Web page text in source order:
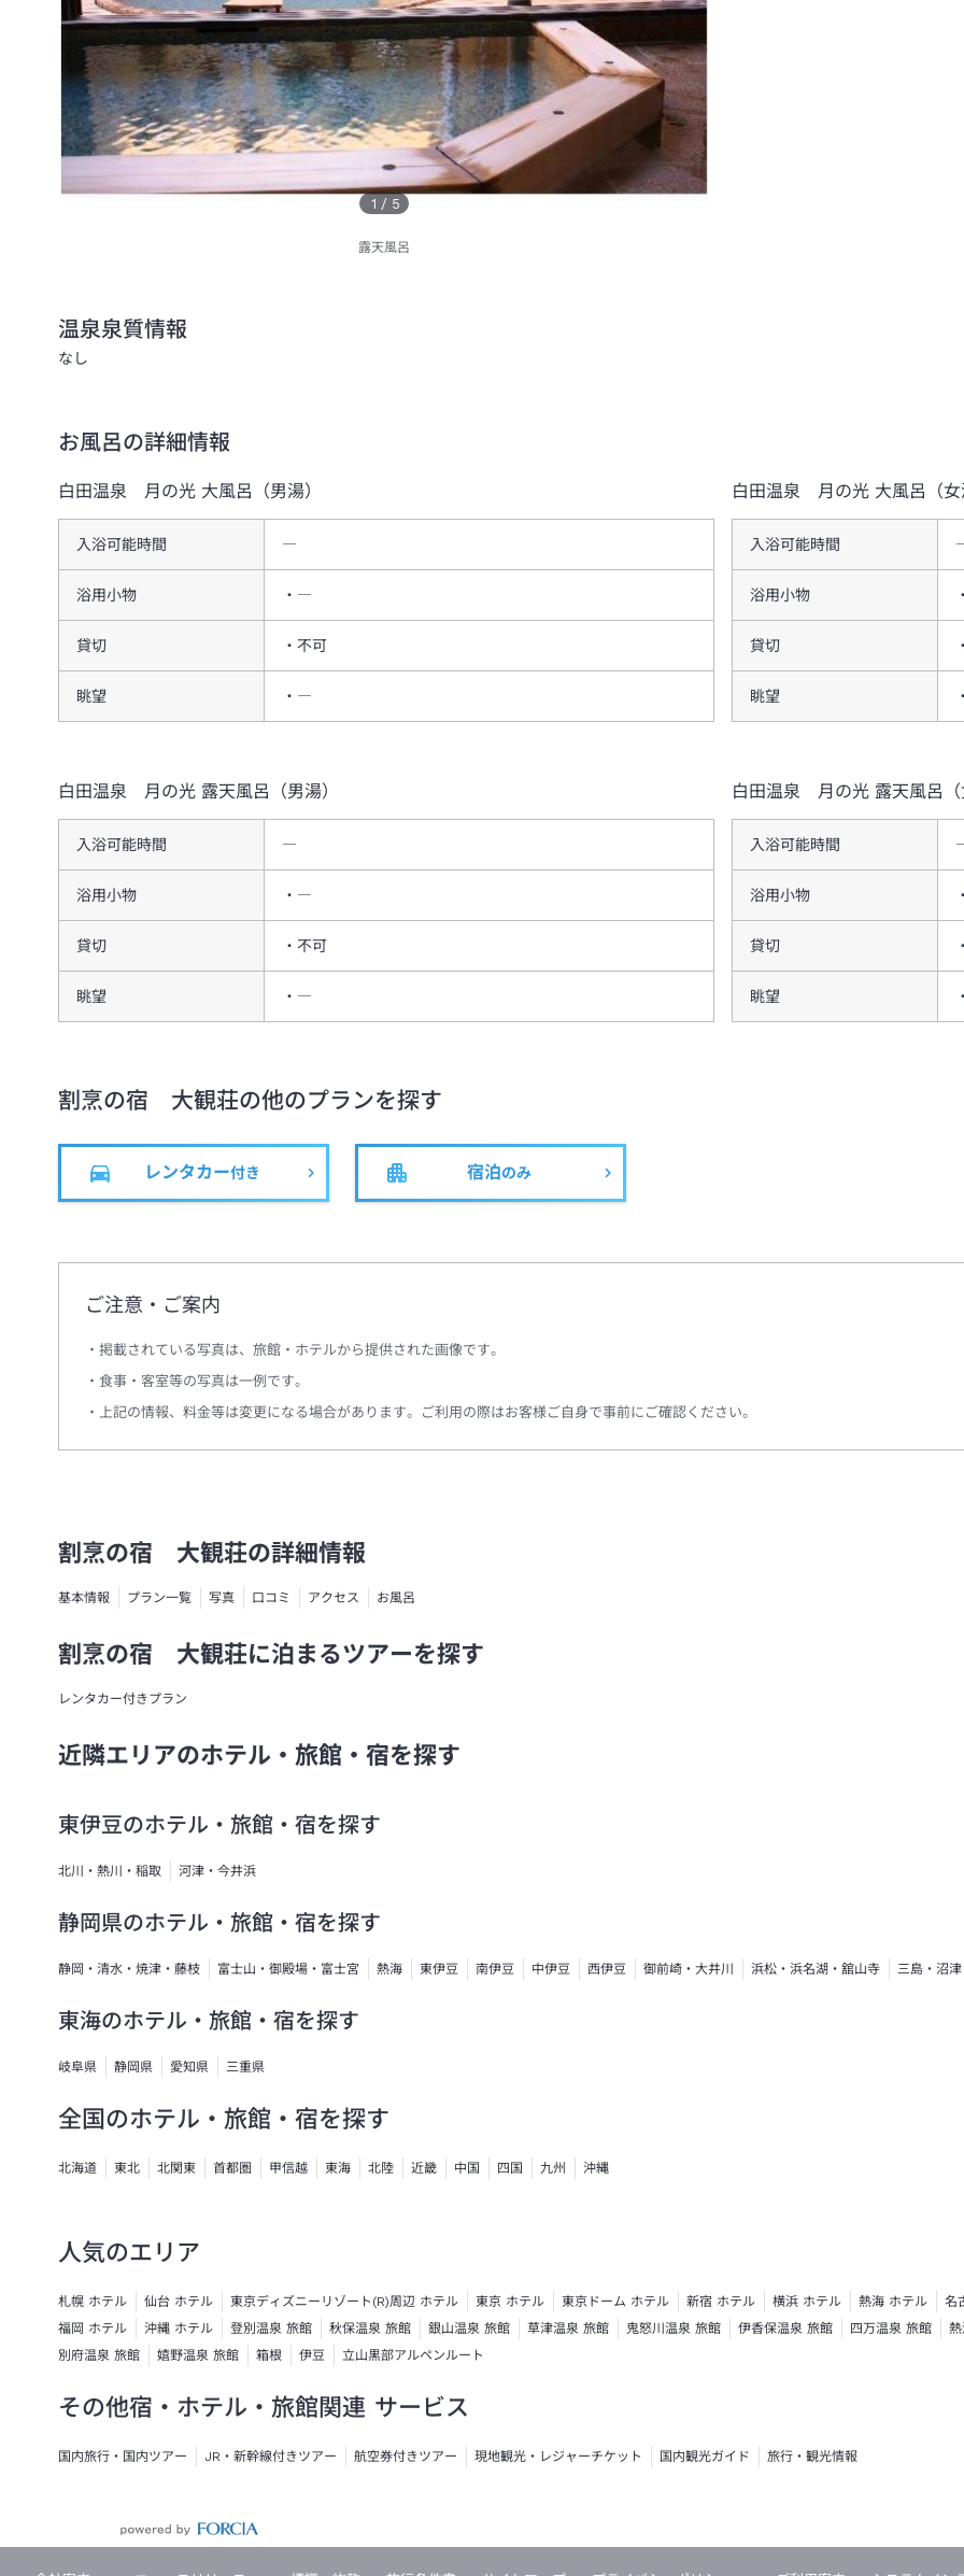
1 / 5
露天風呂
温泉泉質情報
なし
お風呂の詳細情報
白田温泉 月の光 大風呂（男湯）
入浴可能時間 ―
浴用小物 ―
貸切 不可
眺望 ―
白田温泉 月の光 大風呂（女
入浴可能時間
浴用小物
貸切
眺望
白田温泉 月の光 露天風呂（男湯）
入浴可能時間 ―
浴用小物 ―
貸切 不可
眺望 ―
白田温泉 月の光 露天風呂（
入浴可能時間
浴用小物
貸切
眺望
割烹の宿 大観荘の他のプランを探す
レンタカー付き 宿泊のみ
ご注意・ご案内
掲載されている写真は、旅館・ホテルから提供された画像です。
食事・客室等の写真は一例です。
上記の情報、料金等は変更になる場合があります。ご利用の際はお客様ご自身で事前にご確認ください。
割烹の宿 大観荘の詳細情報
基本情報 プラン一覧 写真 口コミ アクセス お風呂
割烹の宿 大観荘に泊まるツアーを探す
レンタカー付きプラン
近隣エリアのホテル・旅館・宿を探す
東伊豆のホテル・旅館・宿を探す
北川・熱川・稲取 河津・今井浜
静岡県のホテル・旅館・宿を探す
静岡・清水・焼津・藤枝 富士山・御殿場・富士宮 熱海 東伊豆 南伊豆 中伊豆 西伊豆 御前崎・大井川 浜松・浜名湖・舘山寺 三島・沼津
東海のホテル・旅館・宿を探す
岐阜県 静岡県 愛知県 三重県
全国のホテル・旅館・宿を探す
北海道 東北 北関東 首都圏 甲信越 東海 北陸 近畿 中国 四国 九州 沖縄
人気のエリア
札幌 ホテル 仙台 ホテル 東京ディズニーリゾート(R)周辺 ホテル 東京 ホテル 東京ドーム ホテル 新宿 ホテル 横浜 ホテル 熱海 ホテル 名
福岡 ホテル
沖縄 ホテル 登別温泉 旅館 秋保温泉 旅館 銀山温泉 旅館 草津温泉 旅館 鬼怒川温泉 旅館 伊香保温泉 旅館 四万温泉 旅館
別府温泉 旅館
嬉野温泉 旅館 箱根 伊豆 立山黒部アルペンルート
その他宿・ホテル・旅館関連 サービス
国内旅行・国内ツアー JR・新幹線付きツアー 航空券付きツアー 現地観光・レジャーチケット 国内観光ガイド 旅行・観光情報